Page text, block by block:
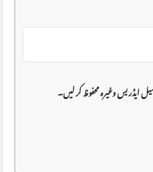
ایڈریس وغیرہ محفوظ کر لیں۔